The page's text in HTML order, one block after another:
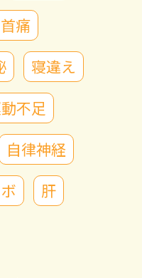
首痛
寝違え
不足
自律神経
肝